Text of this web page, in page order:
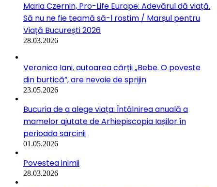
Maria Czernin, Pro-Life Europe: Adevărul dă viață.
Să nu ne fie teamă să-l rostim / Marșul pentru
Viață București 2026
28.03.2026
Veronica Iani, autoarea cărții „Bebe. O poveste
din burtică”, are nevoie de sprijin
23.05.2026
Bucuria de a alege viața: Întâlnirea anuală a
mamelor ajutate de Arhiepiscopia Iașilor în
perioada sarcinii
01.05.2026
Povestea inimii
28.03.2026